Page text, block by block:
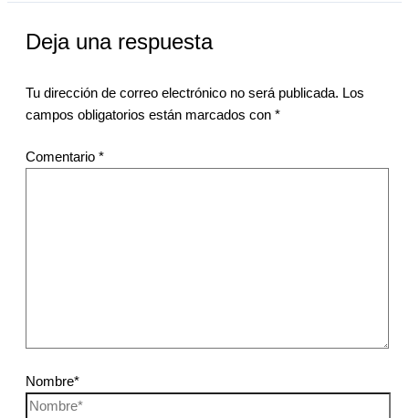
Deja una respuesta
Tu dirección de correo electrónico no será publicada. Los
campos obligatorios están marcados con *
Comentario *
Nombre*